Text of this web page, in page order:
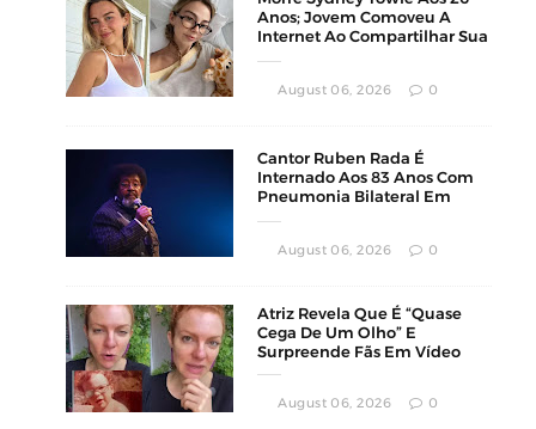
Anos; Jovem Comoveu A
Internet Ao Compartilhar Sua
August 06, 2026 0
Cantor Ruben Rada É
Internado Aos 83 Anos Com
Pneumonia Bilateral Em
August 06, 2026 0
Atriz Revela Que É “Quase
Cega De Um Olho” E
Surpreende Fãs Em Vídeo
August 06, 2026 0